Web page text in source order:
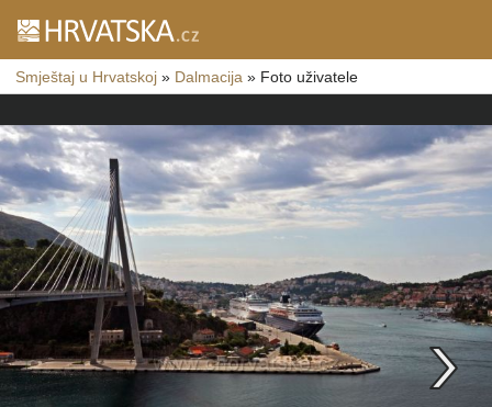
Smještaj u Hrvatskoj » Dalmacija » Foto uživatele